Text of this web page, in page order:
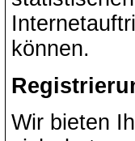
können.
Wir bieten